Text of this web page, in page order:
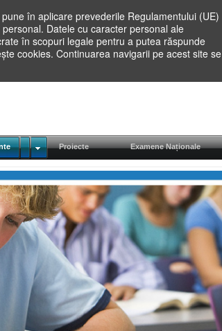
în aplicare prevederile Regulamentului (UE)
Datele cu caracter personal ale
în scopuri legale pentru a putea răspunde
cookies. Continuarea navigarii pe acest site se
Proiecte Examene Naționale